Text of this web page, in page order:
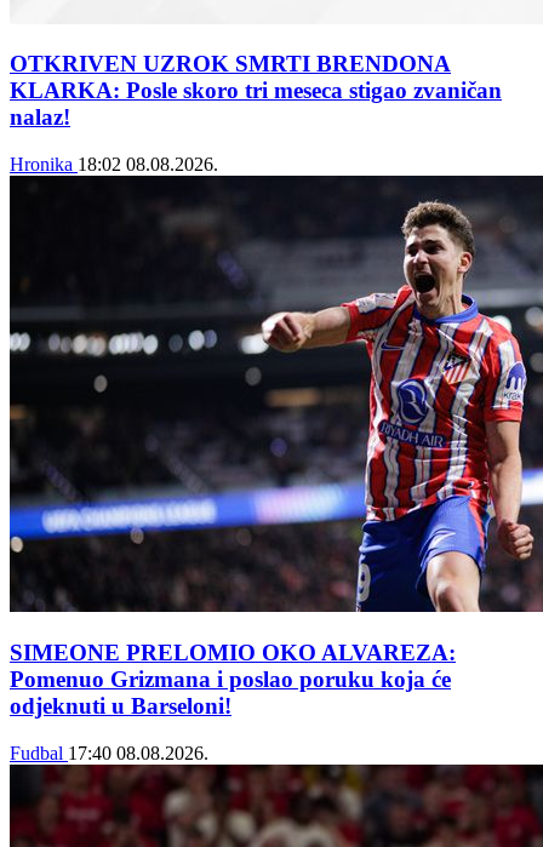
OTKRIVEN UZROK SMRTI BRENDONA
KLARKA: Posle skoro tri meseca stigao zvaničan
nalaz!
Hronika 18:02 08.08.2026.
SIMEONE PRELOMIO OKO ALVAREZA:
Pomenuo Grizmana i poslao poruku koja će
odjeknuti u Barseloni!
Fudbal 17:40 08.08.2026.